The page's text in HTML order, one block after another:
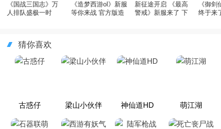
《国战三国志》万
人排队盛极一时
《造梦西游ol》新服
等你来战 官方版造
新征途开启 《最高
警戒》新服来了 下
《御
终于来
猜你喜欢
古惑仔 梁山小伙伴 神仙道HD 萌江湖